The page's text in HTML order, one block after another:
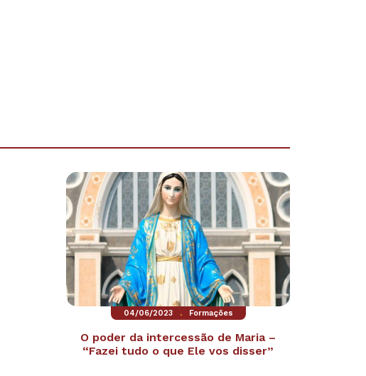
04/06/2023 . Formações
O poder da intercessão de Maria –
“Fazei tudo o que Ele vos disser”